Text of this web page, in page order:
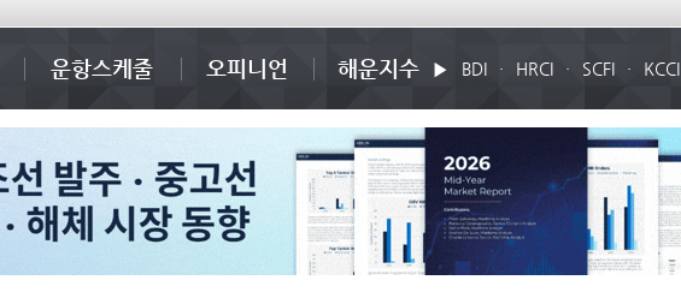
운항스케줄 오피니언 해운지수 BDI HRCI SCFI KCCI